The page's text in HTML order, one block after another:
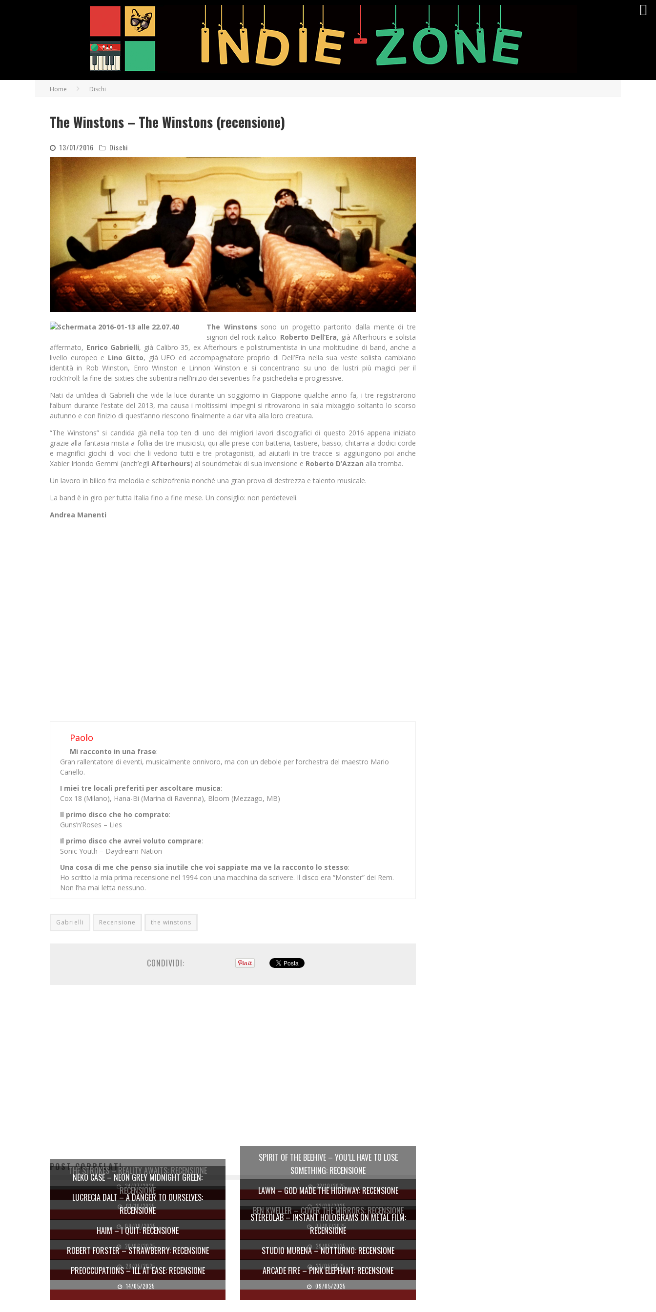
Home Dischi
The Winstons – The Winstons (recensione)
13/01/2016 Dischi
The Winstons sono un progetto partorito dalla mente di tre
signori del rock italico. Roberto Dell’Era, già Afterhours e solista
affermato, Enrico Gabrielli, già Calibro 35, ex Afterhours e polistrumentista in una moltitudine di band, anche a
livello europeo e Lino Gitto, già UFO ed accompagnatore proprio di Dell’Era nella sua veste solista cambiano
identità in Rob Winston, Enro Winston e Linnon Winston e si concentrano su uno dei lustri più magici per il
rock’n’roll: la fine dei sixties che subentra nell’inizio dei seventies fra psichedelia e progressive.
Nati da un’idea di Gabrielli che vide la luce durante un soggiorno in Giappone qualche anno fa, i tre registrarono
l’album durante l’estate del 2013, ma causa i moltissimi impegni si ritrovarono in sala mixaggio soltanto lo scorso
autunno e con l’inizio di quest’anno riescono finalmente a dar vita alla loro creatura.
“The Winstons” si candida già nella top ten di uno dei migliori lavori discografici di questo 2016 appena iniziato
grazie alla fantasia mista a follia dei tre musicisti, qui alle prese con batteria, tastiere, basso, chitarra a dodici corde
e magnifici giochi di voci che li vedono tutti e tre protagonisti, ad aiutarli in tre tracce si aggiungono poi anche
Xabier Iriondo Gemmi (anch’egli Afterhours) al soundmetak di sua invensione e Roberto D’Azzan alla tromba.
Un lavoro in bilico fra melodia e schizofrenia nonché una gran prova di destrezza e talento musicale.
La band è in giro per tutta Italia fino a fine mese. Un consiglio: non perdeteveli.
Andrea Manenti
Paolo
Mi racconto in una frase:
Gran rallentatore di eventi, musicalmente onnivoro, ma con un debole per l’orchestra del maestro Mario
Canello.
I miei tre locali preferiti per ascoltare musica:
Cox 18 (Milano), Hana-Bi (Marina di Ravenna), Bloom (Mezzago, MB)
Il primo disco che ho comprato:
Guns’n’Roses – Lies
Il primo disco che avrei voluto comprare:
Sonic Youth – Daydream Nation
Una cosa di me che penso sia inutile che voi sappiate ma ve la racconto lo stesso:
Ho scritto la mia prima recensione nel 1994 con una macchina da scrivere. Il disco era “Monster” dei Rem.
Non l’ha mai letta nessuno.
Gabrielli Recensione the winstons
CONDIVIDI:
POST CORRELATI
THE STROKES – REALITY AWAITS: RECENSIONE
24/07/2026
SPIRIT OF THE BEEHIVE – YOU’LL HAVE TO LOSE
SOMETHING: RECENSIONE
22/10/2025
NEKO CASE – NEON GREY MIDNIGHT GREEN:
RECENSIONE
01/10/2025
LAWN – GOD MADE THE HIGHWAY: RECENSIONE
23/09/2025
LUCRECIA DALT – A DANGER TO OURSELVES:
RECENSIONE
09/09/2025
BEN KWELLER – COVER THE MIRRORS: RECENSIONE
07/07/2025
HAIM – I QUIT: RECENSIONE
20/06/2025
STEREOLAB – INSTANT HOLOGRAMS ON METAL FILM:
RECENSIONE
29/05/2025
ROBERT FORSTER – STRAWBERRY: RECENSIONE
28/05/2025
STUDIO MURENA – NOTTURNO: RECENSIONE
22/05/2025
PREOCCUPATIONS – ILL AT EASE: RECENSIONE
14/05/2025
ARCADE FIRE – PINK ELEPHANT: RECENSIONE
09/05/2025